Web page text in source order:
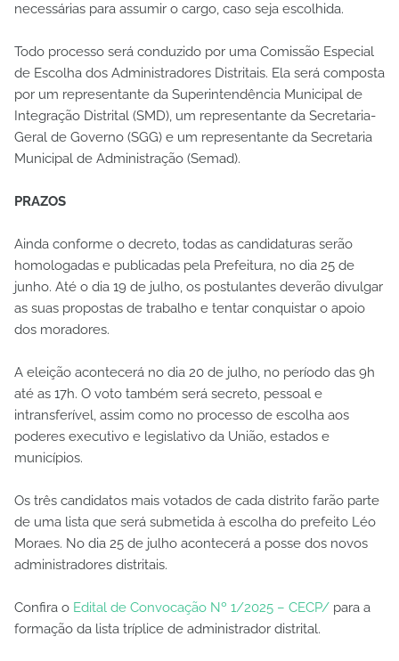
necessárias para assumir o cargo, caso seja escolhida.
Todo processo será conduzido por uma Comissão Especial
de Escolha dos Administradores Distritais. Ela será composta
por um representante da Superintendência Municipal de
Integração Distrital (SMD), um representante da Secretaria-
Geral de Governo (SGG) e um representante da Secretaria
Municipal de Administração (Semad).
PRAZOS
Ainda conforme o decreto, todas as candidaturas serão
homologadas e publicadas pela Prefeitura, no dia 25 de
junho. Até o dia 19 de julho, os postulantes deverão divulgar
as suas propostas de trabalho e tentar conquistar o apoio
dos moradores.
A eleição acontecerá no dia 20 de julho, no período das 9h
até as 17h. O voto também será secreto, pessoal e
intransferível, assim como no processo de escolha aos
poderes executivo e legislativo da União, estados e
municípios.
Os três candidatos mais votados de cada distrito farão parte
de uma lista que será submetida à escolha do prefeito Léo
Moraes. No dia 25 de julho acontecerá a posse dos novos
administradores distritais.
Confira o Edital de Convocação Nº 1/2025 – CECP/ para a
formação da lista tríplice de administrador distrital.